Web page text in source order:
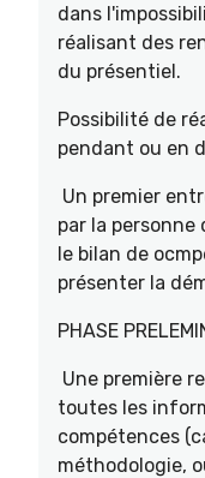
dans
réalisant des
du présentiel.
Possibilité de
pendant ou en
Un premier
par la personne
le bilan de
présenter la
PHASE
Une première
toutes les
compétences
méthodologie,